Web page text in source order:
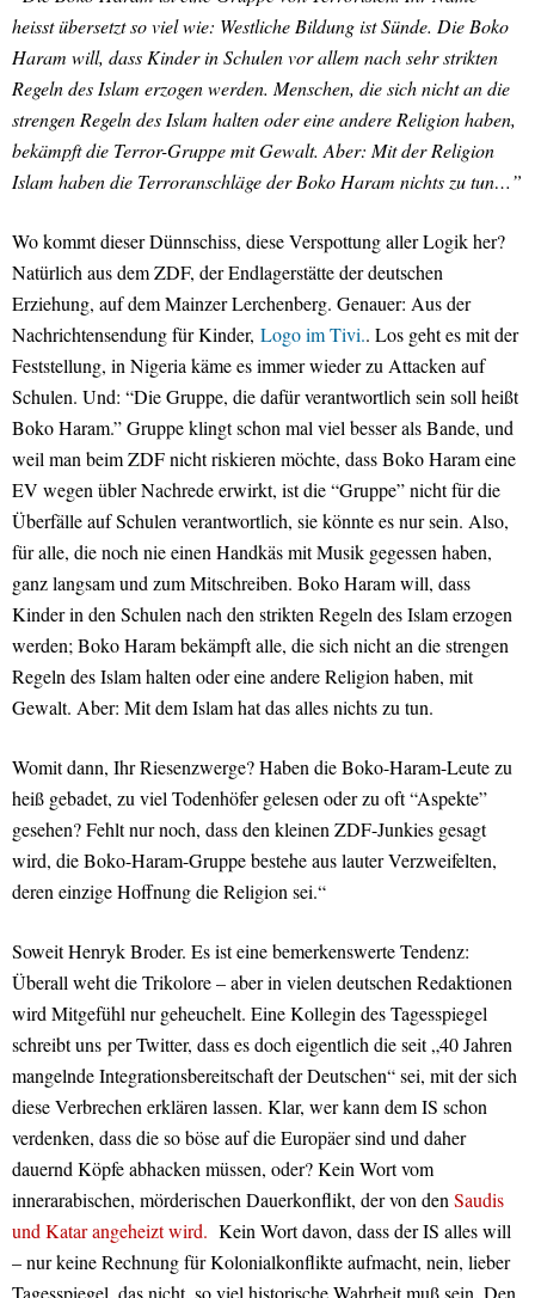
heisst übersetzt so viel wie: Westliche Bildung ist Sünde. Die Boko
Haram will, dass Kinder in Schulen vor allem nach sehr strikten
Regeln des Islam erzogen werden. Menschen, die sich nicht an die
strengen Regeln des Islam halten oder eine andere Religion haben,
bekämpft die Terror-Gruppe mit Gewalt. Aber: Mit der Religion
Islam haben die Terroranschläge der Boko Haram nichts zu tun…”
Wo kommt dieser Dünnschiss, diese Verspottung aller Logik her?
Natürlich aus dem ZDF, der Endlagerstätte der deutschen
Erziehung, auf dem Mainzer Lerchenberg. Genauer: Aus der
Nachrichtensendung für Kinder, Logo im Tivi.. Los geht es mit der
Feststellung, in Nigeria käme es immer wieder zu Attacken auf
Schulen. Und: “Die Gruppe, die dafür verantwortlich sein soll heißt
Boko Haram.” Gruppe klingt schon mal viel besser als Bande, und
weil man beim ZDF nicht riskieren möchte, dass Boko Haram eine
EV wegen übler Nachrede erwirkt, ist die “Gruppe” nicht für die
Überfälle auf Schulen verantwortlich, sie könnte es nur sein. Also,
für alle, die noch nie einen Handkäs mit Musik gegessen haben,
ganz langsam und zum Mitschreiben. Boko Haram will, dass
Kinder in den Schulen nach den strikten Regeln des Islam erzogen
werden; Boko Haram bekämpft alle, die sich nicht an die strengen
Regeln des Islam halten oder eine andere Religion haben, mit
Gewalt. Aber: Mit dem Islam hat das alles nichts zu tun.
Womit dann, Ihr Riesenzwerge? Haben die Boko-Haram-Leute zu
heiß gebadet, zu viel Todenhöfer gelesen oder zu oft “Aspekte”
gesehen? Fehlt nur noch, dass den kleinen ZDF-Junkies gesagt
wird, die Boko-Haram-Gruppe bestehe aus lauter Verzweifelten,
deren einzige Hoffnung die Religion sei.“
Soweit Henryk Broder. Es ist eine bemerkenswerte Tendenz:
Überall weht die Trikolore – aber in vielen deutschen Redaktionen
wird Mitgefühl nur geheuchelt. Eine Kollegin des Tagesspiegel
schreibt uns per Twitter, dass es doch eigentlich die seit „40 Jahren
mangelnde Integrationsbereitschaft der Deutschen“ sei, mit der sich
diese Verbrechen erklären lassen. Klar, wer kann dem IS schon
verdenken, dass die so böse auf die Europäer sind und daher
dauernd Köpfe abhacken müssen, oder? Kein Wort vom
innerarabischen, mörderischen Dauerkonflikt, der von den Saudis
und Katar angeheizt wird. Kein Wort davon, dass der IS alles will
– nur keine Rechnung für Kolonialkonflikte aufmacht, nein, lieber
Tagesspiegel, das nicht, so viel historische Wahrheit muß sein. Den